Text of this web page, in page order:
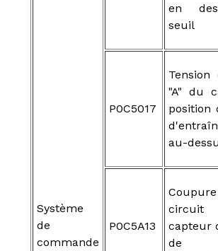
Système
de
commande
en
seuil
P0C5017
"A" du
position
au-
P0C5A13
capteur
de